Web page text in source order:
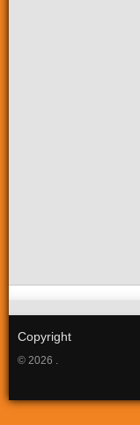
Copyright
© 2026 .